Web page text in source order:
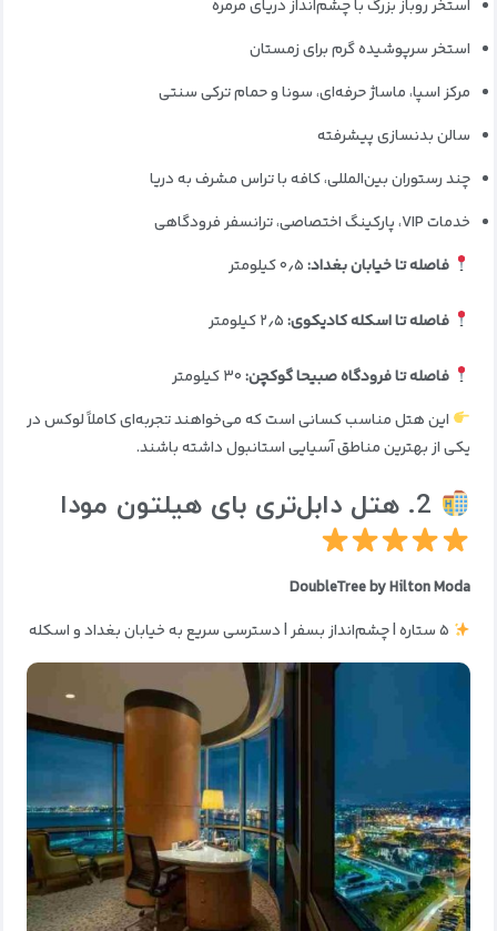
استخر روباز بزرگ با چشم‌انداز دریای مرمره
استخر سرپوشیده گرم برای زمستان
مرکز اسپا، ماساژ حرفه‌ای، سونا و حمام ترکی سنتی
سالن بدنسازی پیشرفته
چند رستوران بین‌المللی، کافه با تراس مشرف به دریا
خدمات VIP، پارکینگ اختصاصی، ترانسفر فرودگاهی
فاصله تا خیابان بغداد:۰٫۵ کیلومتر
فاصله تا اسکله کادیکوی:۲٫۵ کیلومتر
فاصله تا فرودگاه صبیحا گوکچن:۳۰ کیلومتر
این هتل مناسب کسانی است که می‌خواهند تجربه‌ای کاملاً لوکس در
یکی از بهترین مناطق آسیایی استانبول داشته باشند.
DoubleTree by Hilton Moda